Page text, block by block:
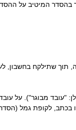
בהסדר המיטיב על
ו הוראות צו זה, תוך שתילקח
פנסיה מיטיב (להלן: "עובד
למעסיקו בכתב, לקופת גמל